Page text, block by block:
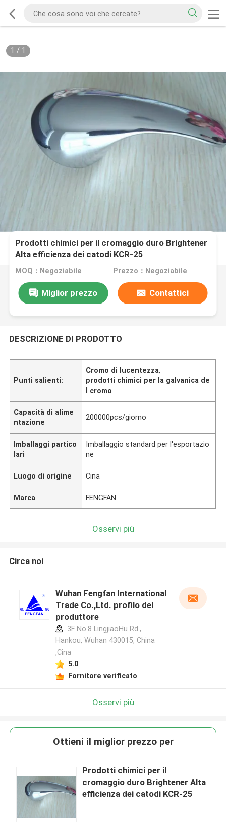
1 / 1
Prodotti chimici per il cromaggio duro Brightener
Alta efficienza dei catodi KCR-25
MOQ：Negoziabile Prezzo：Negoziabile
Miglior prezzo Contattici
DESCRIZIONE DI PRODOTTO
Punti salienti:
Cromo di lucentezza,
prodotti chimici per la galvanica de
l cromo
Capacità di alime
ntazione
200000pcs/giorno
Imballaggi partico
lari
Imballaggio standard per l'esportazio
ne
Luogo di origine Cina
Marca FENGFAN
Osservi più
Circa noi
Wuhan Fengfan International
Trade Co.,Ltd. profilo del
produttore
3F No.8 LingjiaoHu Rd.,
Hankou, Wuhan 430015, China
,Cina
5.0
Fornitore verificato
Osservi più
Ottieni il miglior prezzo per
Prodotti chimici per il
cromaggio duro Brightener Alta
efficienza dei catodi KCR-25